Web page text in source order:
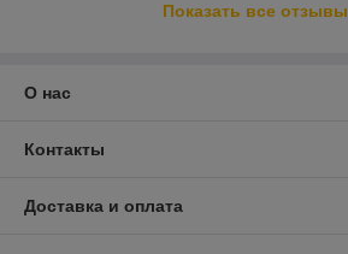
Показать все отзывы
О нас
Контакты
Доставка и оплата